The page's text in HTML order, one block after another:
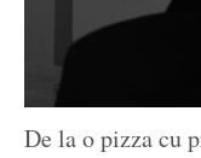
De la o pizza cu